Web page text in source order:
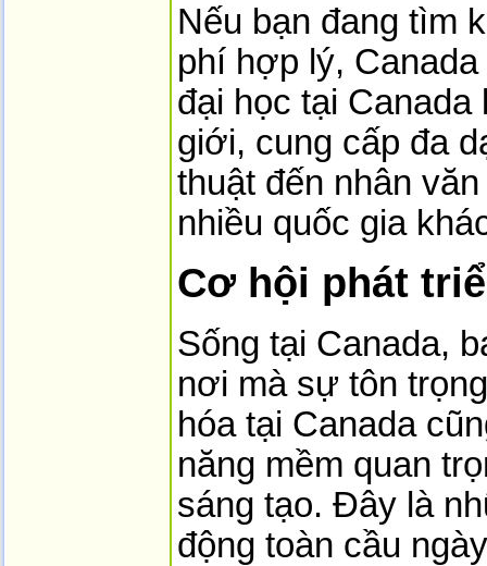
Nếu bạn đang tìm
phí hợp lý,
đại học tại
giới, cung cấp đa
thuật đến nhân
nhiều quốc gia
Cơ hội phát
Sống tại Canada,
nơi mà sự tôn
hóa tại Canada
năng mềm quan
sáng tạo. Đây là
động toàn cầu